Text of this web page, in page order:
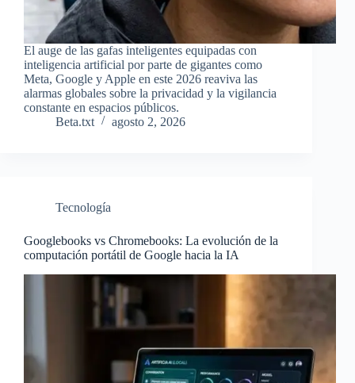
El auge de las gafas inteligentes equipadas con
inteligencia artificial por parte de gigantes como
Meta, Google y Apple en este 2026 reaviva las
alarmas globales sobre la privacidad y la vigilancia
constante en espacios públicos.
Beta.txt
agosto 2, 2026
Tecnología
Googlebooks vs Chromebooks: La evolución de la
computación portátil de Google hacia la IA